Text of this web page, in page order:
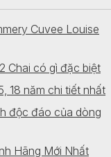
Cuvee Louise
Chai có gì đặc biệt
18 năm chi tiết nhất
độc đáo của dòng
Hãng Mới Nhất